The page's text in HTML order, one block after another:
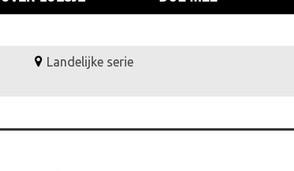
Landelijke serie